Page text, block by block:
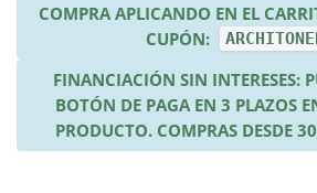
COMPRA APLICANDO EN EL
CUPÓN:
FINANCIACIÓN SIN INTERESES:
BOTÓN DE PAGA EN 3 PLAZOS
PRODUCTO. COMPRAS DESDE